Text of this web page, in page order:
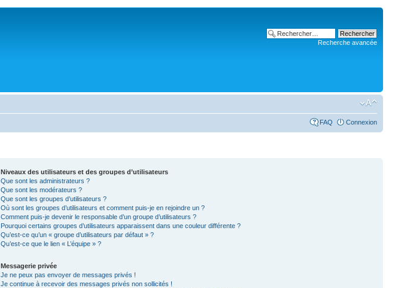
Recherche avancée
FAQ Connexion
Niveaux des utilisateurs et des groupes d’utilisateurs
Que sont les administrateurs ?
Que sont les modérateurs ?
Que sont les groupes d’utilisateurs ?
Où sont les groupes d’utilisateurs et comment puis-je en rejoindre un ?
Comment puis-je devenir le responsable d’un groupe d’utilisateurs ?
Pourquoi certains groupes d’utilisateurs apparaissent dans une couleur différente ?
Qu’est-ce qu’un « groupe d’utilisateurs par défaut » ?
Qu’est-ce que le lien « L’équipe » ?
Messagerie privée
Je ne peux pas envoyer de messages privés !
Je continue à recevoir des messages privés non sollicités !